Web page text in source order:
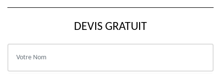
DEVIS GRATUIT